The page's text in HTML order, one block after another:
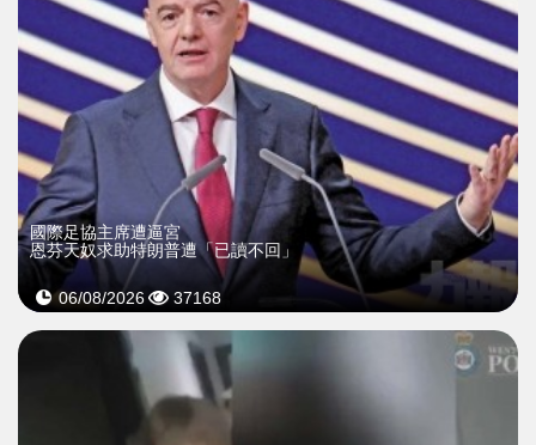
國際足協主席遭逼宮
恩芬天奴求助特朗普遭「已讀不回」
06/08/2026 37168